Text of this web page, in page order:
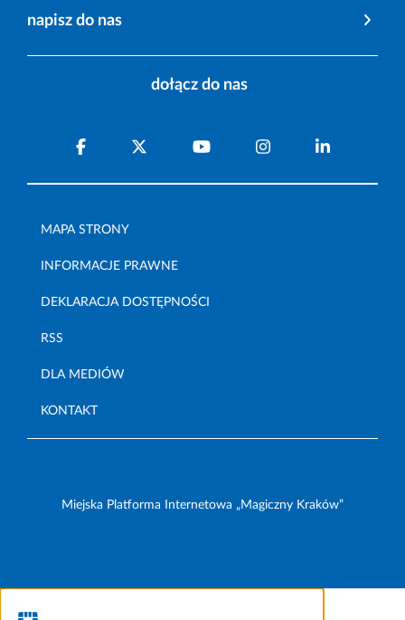
napisz do nas
dołącz do nas
MAPA STRONY
INFORMACJE PRAWNE
DEKLARACJA DOSTĘPNOŚCI
RSS
DLA MEDIÓW
KONTAKT
Miejska Platforma Internetowa „Magiczny Kraków”